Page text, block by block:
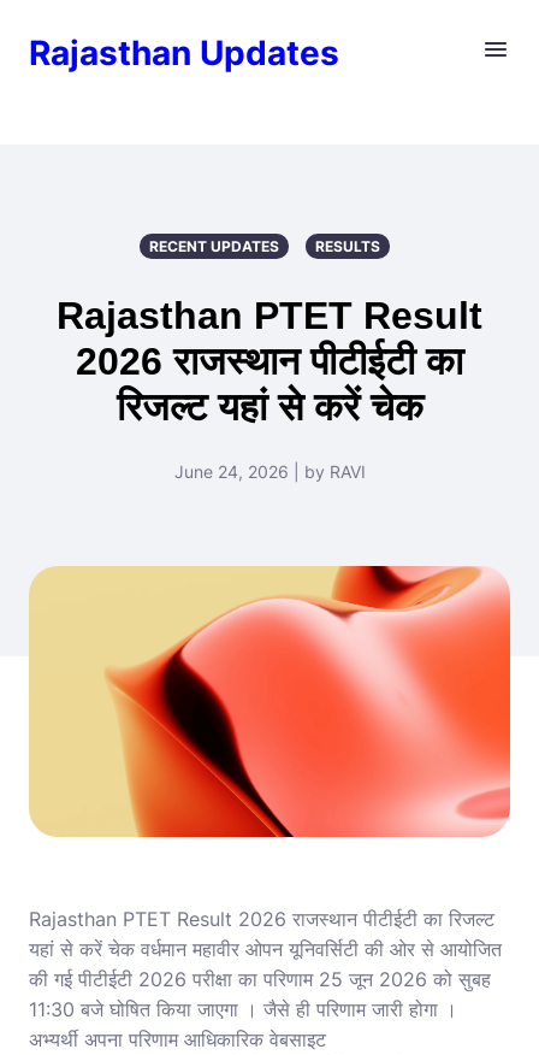
Rajasthan Updates
RECENT UPDATES RESULTS
Rajasthan PTET Result
2026 राजस्थान पीटीईटी का
रिजल्ट यहां से करें चेक
June 24, 2026 | by RAVI
Rajasthan PTET Result 2026 राजस्थान पीटीईटी का रिजल्ट
यहां से करें चेक वर्धमान महावीर ओपन यूनिवर्सिटी की ओर से आयोजित
की गई पीटीईटी 2026 परीक्षा का परिणाम 25 जून 2026 को सुबह
11:30 बजे घोषित किया जाएगा । जैसे ही परिणाम जारी होगा ।
अभ्यर्थी अपना परिणाम आधिकारिक वेबसाइट